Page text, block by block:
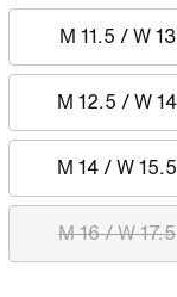
M 11.5 / W 13
M 12.5 / W 14
M 14 / W 15.5
M 16 / W 17.5